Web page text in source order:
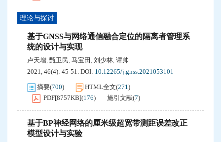
理论与探讨
基于GNSS与网络通信融合定位的隔离者管理系
统的设计与实现
卢天增, 甄卫民, 马宝田 , 刘少林, 谭帅
2021, 46(4): 45-51. DOI: 10.12265/j.gnss.2021053101
摘要(700) HTML全文(271)
PDF[8757KB](176) 施引文献(7)
基于BP神经网络的厘米级超宽带测距误差改正
模型设计与实验